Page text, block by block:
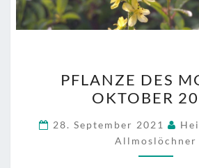
DES
2021
PFLANZE DES
OKTOBER
28. September 2021
Allmoslöchner